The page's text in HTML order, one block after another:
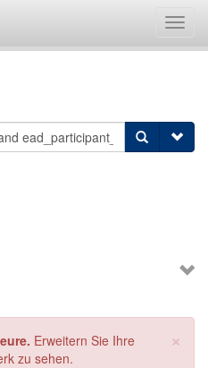
×
Erweitern Sie Ihre
zu sehen.